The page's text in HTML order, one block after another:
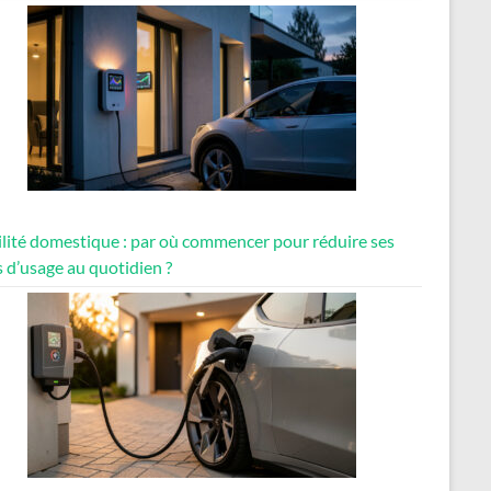
domestique : par où commencer pour réduire ses
d’usage au quotidien ?